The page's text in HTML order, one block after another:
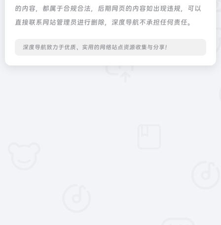
的内容，都属于合规合法，后期网页的内容如出现违规，可以
直接联系网站管理员进行删除，深度导航不承担任何责任。
深度导航致力于优质、实用的网络站点资源收集与分享！